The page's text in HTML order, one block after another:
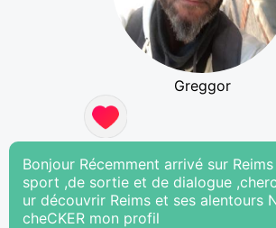
Greggor
Bonjour Récemment arrivé sur
sport ,de sortie et de dialogue
ur découvrir Reims et ses alentours
cheCKER mon profil